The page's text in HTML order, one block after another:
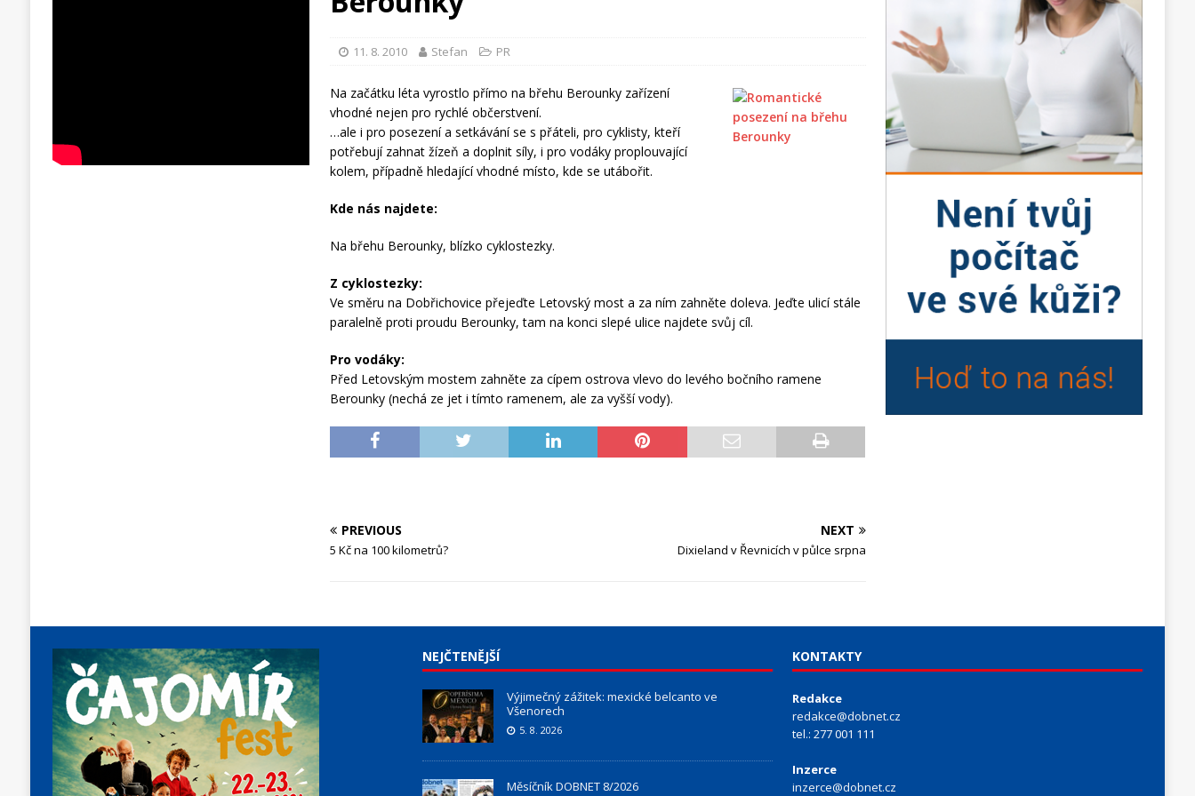
11. 8. 2010 Stefan PR
Na začátku léta vyrostlo přímo na břehu Berounky zařízení
vhodné nejen pro rychlé občerstvení.
…ale i pro posezení a setkávání se s přáteli, pro cyklisty, kteří
potřebují zahnat žízeň a doplnit síly, i pro vodáky proplouvající
kolem, případně hledající vhodné místo, kde se utábořit.
Kde nás najdete:
Na břehu Berounky, blízko cyklostezky.
Z cyklostezky:
Ve směru na Dobřichovice přejeďte Letovský most a za ním zahněte doleva. Jeďte ulicí stále
paralelně proti proudu Berounky, tam na konci slepé ulice najdete svůj cíl.
Pro vodáky:
Před Letovským mostem zahněte za cípem ostrova vlevo do levého bočního ramene
Berounky (nechá ze jet i tímto ramenem, ale za vyšší vody).
PREVIOUS
5 Kč na 100 kilometrů?
NEXT
Dixieland v Řevnicích v půlce srpna
NEJČTENĚJŠÍ
Výjimečný zážitek: mexické belcanto ve
Všenorech
5. 8. 2026
Měsíčník DOBNET 8/2026
KONTAKTY
Redakce
redakce@dobnet.cz
tel.: 277 001 111
Inzerce
inzerce@dobnet.cz